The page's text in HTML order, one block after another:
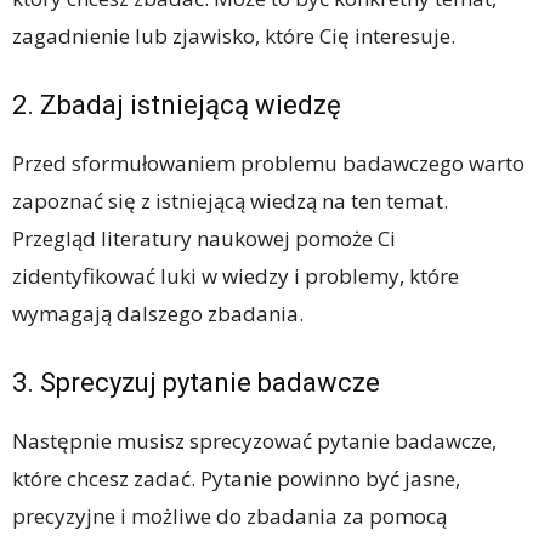
zagadnienie lub zjawisko, które Cię interesuje.
2. Zbadaj istniejącą wiedzę
Przed sformułowaniem problemu badawczego warto
zapoznać się z istniejącą wiedzą na ten temat.
Przegląd literatury naukowej pomoże Ci
zidentyfikować luki w wiedzy i problemy, które
wymagają dalszego zbadania.
3. Sprecyzuj pytanie badawcze
Następnie musisz sprecyzować pytanie badawcze,
które chcesz zadać. Pytanie powinno być jasne,
precyzyjne i możliwe do zbadania za pomocą